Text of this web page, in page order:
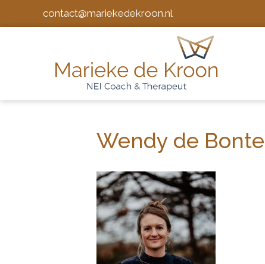
contact@mariekedekroon.nl
Wendy de Bonte